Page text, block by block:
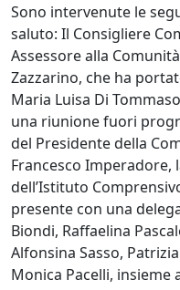
Sono intervenute le
saluto: Il Consigliere
Assessore alla
Zazzarino, che ha
Maria Luisa Di
una riunione fuori
del Presidente della
Francesco Imperadore,
dell’Istituto
presente con una
Biondi, Raffaelina
Alfonsina Sasso,
Monica Pacelli, insieme